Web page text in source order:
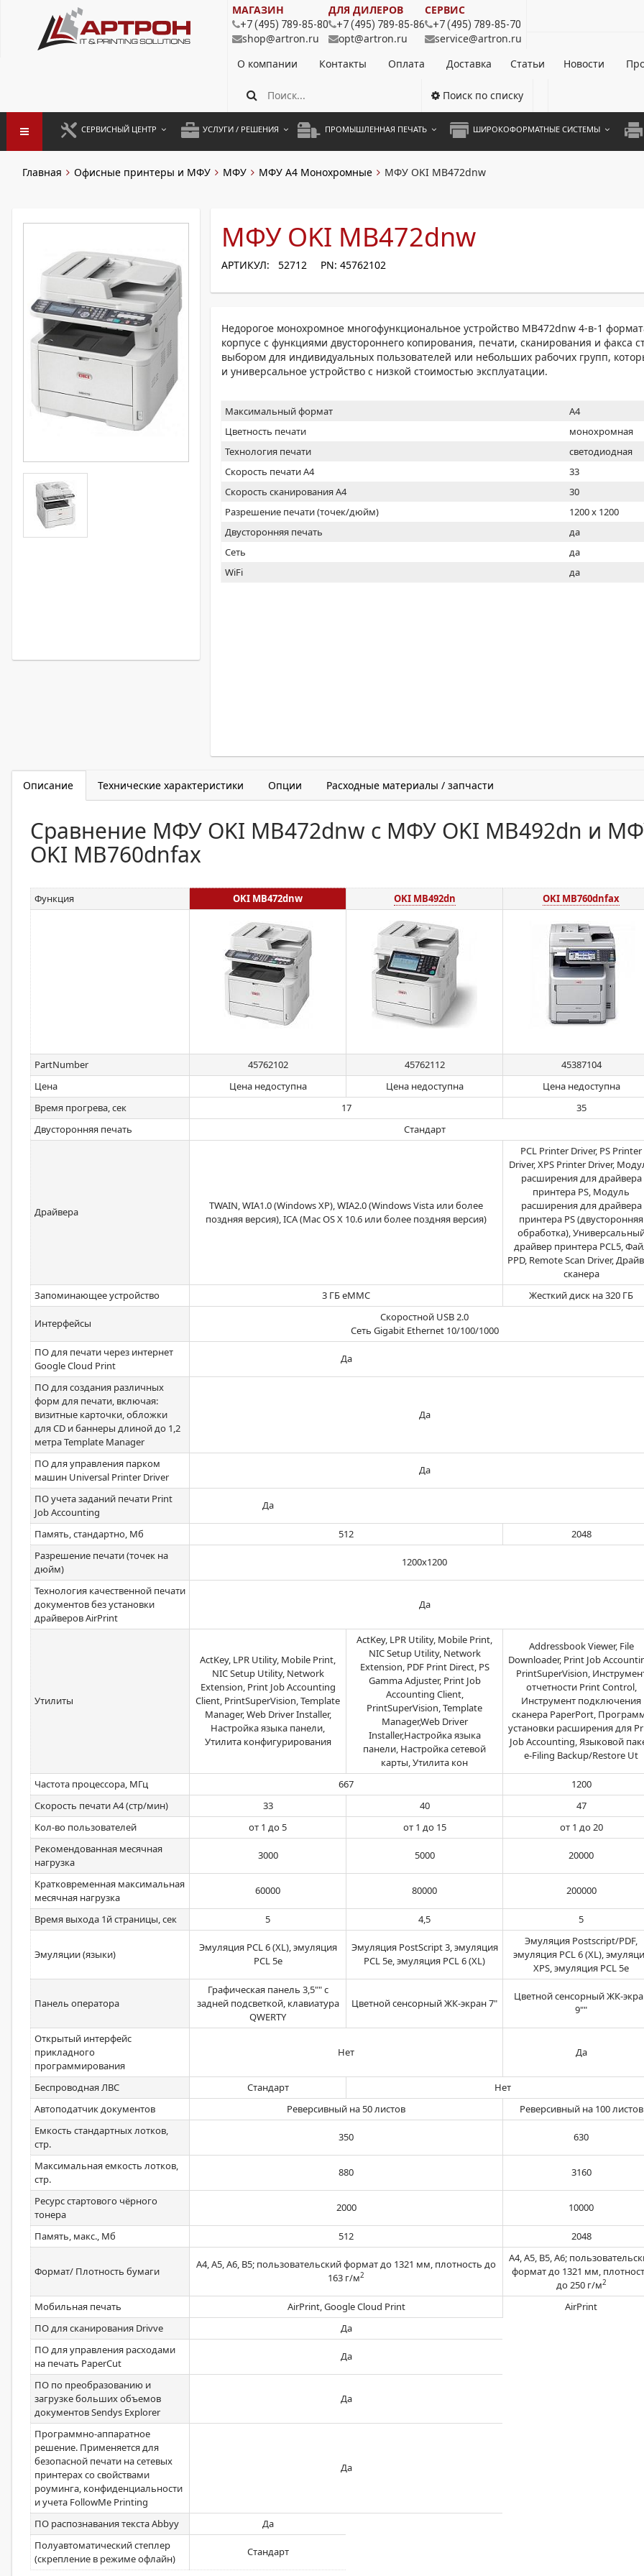
МАГАЗИН
+7 (495) 789-85-80
shop@artron.ru
ДЛЯ ДИЛЕРОВ
+7 (495) 789-85-86
opt@artron.ru
СЕРВИС
+7 (495) 789-85-70
service@artron.ru
О компании
Контакты Оплата Доставка Статьи Новости
Поиск по списку
СЕРВИСНЫЙ ЦЕНТР
ПРОФИЛАКТИКА И ТО
РАЗОВЫЕ РЕМОНТЫ
УСЛУГИ / РЕШЕНИЯ
АРЕНДА ОБОРУДОВАНИЯ
ПРОМЫШЛЕННАЯ ПЕЧАТЬ ШИРОКОФОРМАТНЫЕ СИСТЕМЫ
Главная Офисные принтеры и МФУ МФУ МФУ А4 Монохромные МФУ OKI MB472dnw
МФУ OKI MB472dnw
АРТИКУЛ: 52712 PN: 45762102
Недорогое монохромное многофункциональное устройство MB472dnw 4-в-1
корпусе с функциями двустороннего копирования, печати, сканирования и факса
выбором для индивидуальных пользователей или небольших рабочих групп,
и универсальное устройство с низкой стоимостью эксплуатации.
Максимальный формат
A4
Цветность печати
монохромная
Технология печати
светодиодная
Скорость печати А4
33
Скорость сканирования А4
30
Разрешение печати (точек/дюйм)
1200 x 1200
Двусторонняя печать
да
Сеть
да
WiFi
да
Описание Технические характеристики Опции Расходные материалы / запчасти
Сравнение МФУ OKI MB472dnw с МФУ OKI MB492dn и
OKI MB760dnfax
Функция OKI MB472dnw OKI MB492dn OKI MB760dnfax
PartNumber 45762102 45762112
45387104
Цена
Цена недоступна Цена недоступна
Цена недоступна
Время прогрева, сек
17
35
Двусторонняя печать
Стандарт
Драйвера
TWAIN, WIA1.0 (Windows XP), WIA2.0 (Windows Vista или более
поздняя версия), ICA (Mac OS X 10.6 или более поздняя версия)
PCL Printer Driver, PS Printer
Driver, XPS Printer Driver,
расширения для драйвера
принтера PS, Модуль
расширения для драйвера
принтера PS (двусторонняя
обработка),
драйвер принтера PCL5,
PPD, Remote Scan Driver,
сканера
Запоминающее устройство
3 ГБ еММС Жесткий диск на 320 ГБ
Интерфейсы
Скоростной USB 2.0
Сеть Gigabit Ethernet 10/100/1000
ПО для печати через интернет
Google Cloud Print
Да
ПО для создания различных
форм для печати, включая:
визитные карточки, обложки
для CD и баннеры длиной до 1,2
метра Template Manager
Да
ПО для управления парком
машин Universal Printer Driver
Да
ПО учета заданий печати Print
Job Accounting
Да
Память, стандартно, Мб 512
2048
Разрешение печати (точек на
дюйм)
1200x1200
Технология качественной печати
документов без установки
драйверов AirPrint
Да
Утилиты
ActKey, LPR Utility, Mobile Print,
NIC Setup Utility, Network
Extension, Print Job Accounting
Client, PrintSuperVision, Template
Manager, Web Driver Installer,
Настройка языка панели,
Утилита конфигурирования
ActKey, LPR Utility, Mobile Print,
NIC Setup Utility, Network
Extension, PDF Print Direct, PS
Gamma Adjuster, Print Job
Accounting Client,
PrintSuperVision, Template
Manager,Web Driver
Installer,Настройка языка
панели, Настройка сетевой
карты, Утилита кон
Addressbook Viewer, File
Downloader, Print Job
PrintSuperVision,
отчетности Print Control,
Инструмент подключения
сканера PaperPort,
установки расширения для
Job Accounting, Языковой
e-Filing Backup/Restore Ut
Частота процессора, МГц 667
1200
Скорость печати А4 (стр/мин)
33 40
47
Кол-во пользователей
от 1 до 5 от 1 до 15
от 1 до 20
Рекомендованная месячная
нагрузка
3000 5000 20000
Кратковременная максимальная
месячная нагрузка
60000 80000 200000
Время выхода 1й страницы, сек 5 4,5 5
Эмуляции (языки)
Эмуляция PCL 6 (XL), эмуляция
PCL 5e
Эмуляция PostScript 3, эмуляция
PCL 5e, эмуляция PCL 6 (XL)
Эмуляция Postscript/PDF,
эмуляция PCL 6 (XL),
XPS, эмуляция PCL 5e
Панель оператора
Графическая панель 3,5"" с
задней подсветкой, клавиатура
QWERTY
Цветной сенсорный ЖК-экран 7"
Цветной сенсорный ЖК-
9""
Открытый интерфейс
прикладного
программирования
Нет Да
Беспроводная ЛВС Стандарт
Нет
Автоподатчик документов
Реверсивный на 50 листов
Реверсивный на 100 листов
Емкость стандартных лотков,
стр.
350 630
Максимальная емкость лотков,
стр.
880 3160
Ресурс стартового чёрного
тонера
2000 10000
Память, макс., Мб 512 2048
Формат/ Плотность бумаги
А4, А5, А6, В5; пользовательский формат до 1321 мм, плотность до
163 г/м2
А4, А5, В5, А6;
формат до 1321 мм,
до 250 г/м2
Мобильная печать AirPrint, Google Cloud Print
AirPrint
ПО для сканирования Drivve
Да
ПО для управления расходами
на печать PaperCut
Да
ПО по преобразованию и
загрузке больших объемов
документов Sendys Explorer
Да
Программно-аппаратное
решение. Применяется для
безопасной печати на сетевых
принтерах со свойствами
роуминга, конфиденциальности
и учета FollowMe Printing
Да
ПО распознавания текста Abbyy
Да
Полуавтоматический степлер
(скрепление в режиме офлайн)
Стандарт